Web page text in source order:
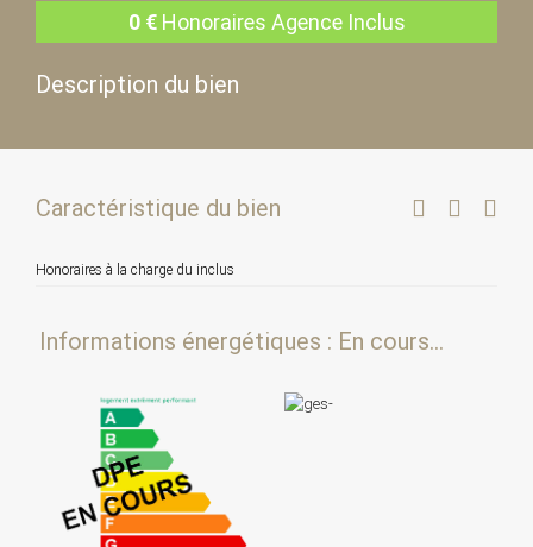
0€ Honoraires Agence Inclus
Description du bien
Caractéristique du bien
Honoraires à la charge du inclus
Informations énergétiques : En cours...